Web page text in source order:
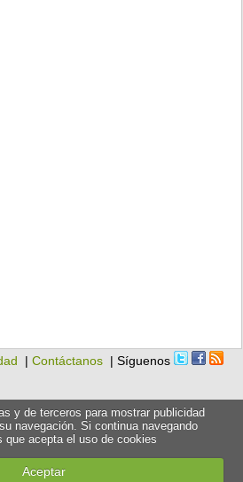
|Contáctanos | Síguenos
y de terceros para mostrar publicidad
navegación. Si continua navegando
que acepta el uso de cookies
Aceptar